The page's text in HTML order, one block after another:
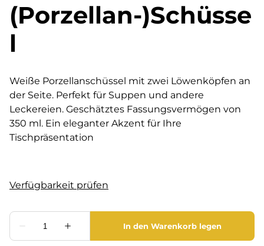
(Porzellan-)Schüsse
l
Weiße Porzellanschüssel mit zwei Löwenköpfen an
der Seite. Perfekt für Suppen und andere
Leckereien. Geschätztes Fassungsvermögen von
350 ml. Ein eleganter Akzent für Ihre
Tischpräsentation